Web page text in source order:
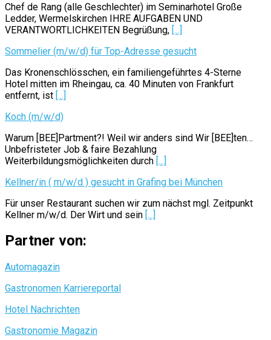
Chef de Rang (alle Geschlechter) im Seminarhotel Große
Ledder, Wermelskirchen IHRE AUFGABEN UND
VERANTWORTLICHKEITEN Begrüßung, [...]
Sommelier (m/w/d) für Top-Adresse gesucht
Das Kronenschlösschen, ein familiengeführtes 4-Sterne
Hotel mitten im Rheingau, ca. 40 Minuten von Frankfurt
entfernt, ist [...]
Koch (m/w/d)
Warum [BEE]Partment?! Weil wir anders sind Wir [BEE]ten…
Unbefristeter Job & faire Bezahlung
Weiterbildungsmöglichkeiten durch [...]
Kellner/in ( m/w/d ) gesucht in Grafing bei München
Für unser Restaurant suchen wir zum nächst mgl. Zeitpunkt
Kellner m/w/d. Der Wirt und sein [...]
Partner von:
Automagazin
Gastronomen Karriereportal
Hotel Nachrichten
Gastronomie Magazin